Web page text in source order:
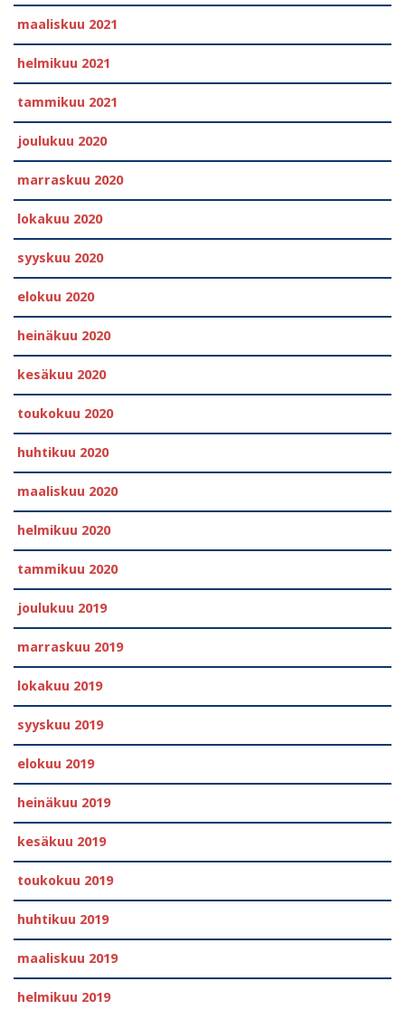
maaliskuu 2021
helmikuu 2021
tammikuu 2021
joulukuu 2020
marraskuu 2020
lokakuu 2020
syyskuu 2020
elokuu 2020
heinäkuu 2020
kesäkuu 2020
toukokuu 2020
huhtikuu 2020
maaliskuu 2020
helmikuu 2020
tammikuu 2020
joulukuu 2019
marraskuu 2019
lokakuu 2019
syyskuu 2019
elokuu 2019
heinäkuu 2019
kesäkuu 2019
toukokuu 2019
huhtikuu 2019
maaliskuu 2019
helmikuu 2019